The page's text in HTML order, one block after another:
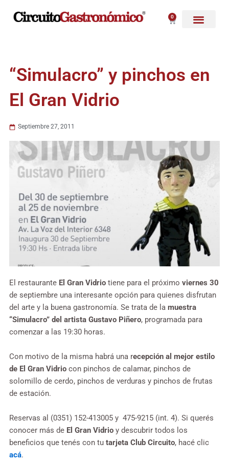
0
Carrito
“Simulacro” y pinchos en
El Gran Vidrio
Septiembre 27, 2011
El restaurante El Gran Vidrio tiene para el próximo viernes 30
de septiembre una interesante opción para quienes disfrutan
del arte y la buena gastronomía. Se trata de la muestra
“Simulacro” del artista Gustavo Piñero, programada para
comenzar a las 19:30 horas.
Con motivo de la misma habrá una recepción al mejor estilo
de El Gran Vidrio con pinchos de calamar, pinchos de
solomillo de cerdo, pinchos de verduras y pinchos de frutas
de estación.
Reservas al (0351) 152-413005 y 475-9215 (int. 4). Si querés
conocer más de El Gran Vidrio y descubrir todos los
beneficios que tenés con tu tarjeta Club Circuito, hacé clic
acá.